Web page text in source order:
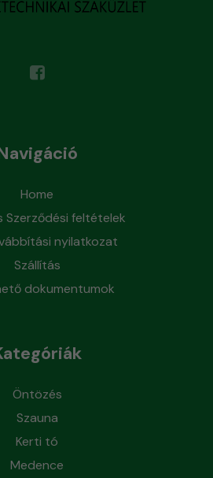
Home
Szerződési feltételek
nyilatkozat
Szállítás
dokumentumok
Öntözés
Szauna
Kerti tó
Medence